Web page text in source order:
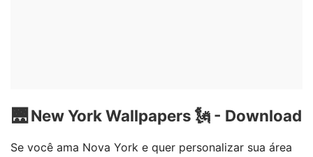
🌉 New York Wallpapers 🗽 - Download
Se você ama Nova York e quer personalizar sua área